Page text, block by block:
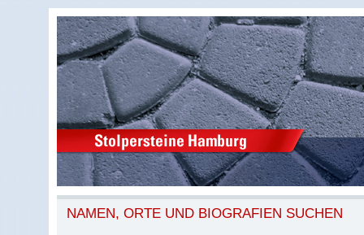
NAMEN, ORTE UND BIOGRAFIEN SUCHEN